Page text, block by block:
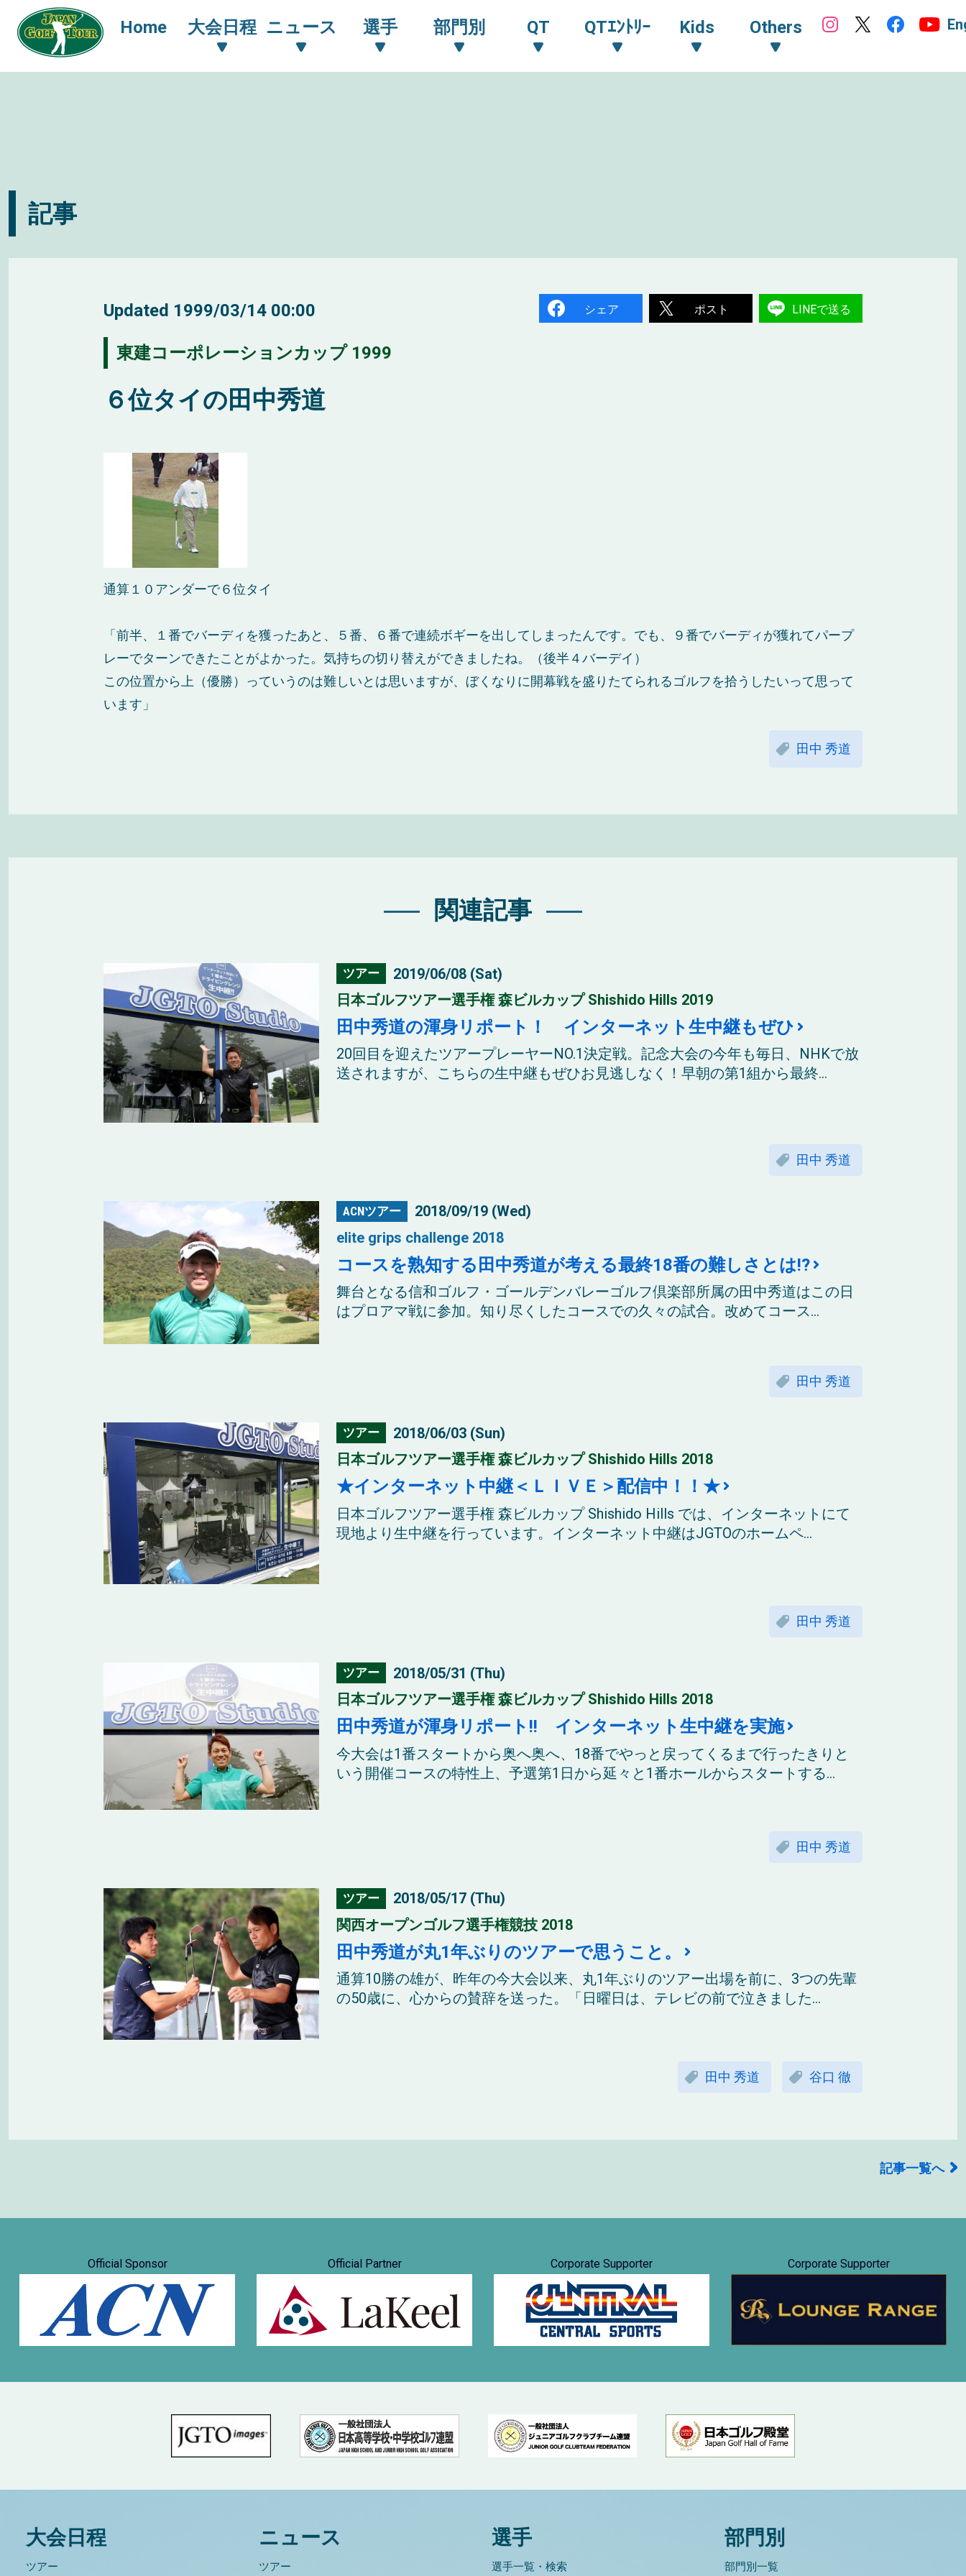
Home 大会日程 ニュース 選手 部門別 QT QTｴﾝﾄﾘｰ Kids Others
記事
Updated 1999/03/14 00:00 シェア ポスト LINEで送る
東建コーポレーションカップ 1999
６位タイの田中秀道
通算１０アンダーで６位タイ
「前半、１番でバーディを獲ったあと、５番、６番で連続ボギーを出してしまったんです。でも、９番でバーディが獲れてパープ
レーでターンできたことがよかった。気持ちの切り替えができましたね。（後半４バーデイ）
この位置から上（優勝）っていうのは難しいとは思いますが、ぼくなりに開幕戦を盛りたてられるゴルフを拾うしたいって思って
います」
田中 秀道
関連記事
ツアー
2019/06/08 (Sat)
日本ゴルフツアー選手権 森ビルカップ Shishido Hills 2019
田中秀道の渾身リポート！ インターネット生中継もぜひ
20回目を迎えたツアープレーヤーNO.1決定戦。記念大会の今年も毎日、NHKで放
送されますが、こちらの生中継もぜひお見逃しなく！早朝の第1組から最終...
田中 秀道
ACNツアー
2018/09/19 (Wed)
elite grips challenge 2018
コースを熟知する田中秀道が考える最終18番の難しさとは!?
舞台となる信和ゴルフ・ゴールデンバレーゴルフ倶楽部所属の田中秀道はこの日
はプロアマ戦に参加。知り尽くしたコースでの久々の試合。改めてコース...
田中 秀道
ツアー
2018/06/03 (Sun)
日本ゴルフツアー選手権 森ビルカップ Shishido Hills 2018
★インターネット中継＜ＬＩＶＥ＞配信中！！★
日本ゴルフツアー選手権 森ビルカップ Shishido Hills では、インターネットにて
現地より生中継を行っています。インターネット中継はJGTOのホームペ...
田中 秀道
ツアー
2018/05/31 (Thu)
日本ゴルフツアー選手権 森ビルカップ Shishido Hills 2018
田中秀道が渾身リポート!! インターネット生中継を実施
今大会は1番スタートから奥へ奥へ、18番でやっと戻ってくるまで行ったきりと
いう開催コースの特性上、予選第1日から延々と1番ホールからスタートする...
田中 秀道
ツアー
2018/05/17 (Thu)
関西オープンゴルフ選手権競技 2018
田中秀道が丸1年ぶりのツアーで思うこと。
通算10勝の雄が、昨年の今大会以来、丸1年ぶりのツアー出場を前に、3つの先輩
の50歳に、心からの賛辞を送った。「日曜日は、テレビの前で泣きました...
田中 秀道 谷口 徹
記事一覧へ
Official Sponsor Official Partner Corporate Supporter Corporate Supporter
大会日程
ツアー
ニュース
ツアー
選手
選手一覧・検索
部門別
部門別一覧